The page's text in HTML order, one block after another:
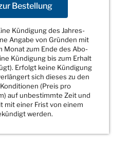
Bestellung
Kündigung des Jahres-
Angabe von Gründen mit
Monat zum Ende des Abo-
Kündigung bis zum Erhalt
Erfolgt keine Kündigung
sich dieses zu den
(Preis pro
auf unbestimmte Zeit und
mit einer Frist von einem
werden.